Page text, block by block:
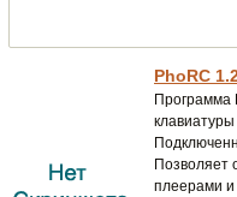
PhoRC
Программа
Позволяет
плеерами и